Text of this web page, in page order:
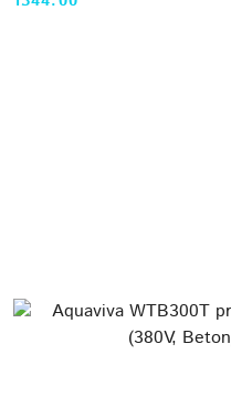
Cena: